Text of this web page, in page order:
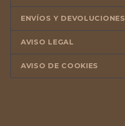
ENVÍOS Y DEVOLUCIONES
AVISO LEGAL
AVISO DE COOKIES